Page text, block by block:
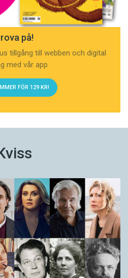
på!
tillgång till webben och digital
med vår app
FÖR 129 KR!